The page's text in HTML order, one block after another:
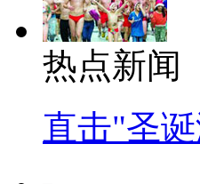
热点新闻
直击"圣